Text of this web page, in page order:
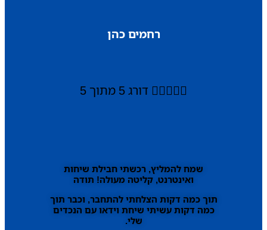
רחמים כהן
 דורג 5 מתוך 5
שמח להמליץ, רכשתי חבילת שיחות
ואינטרנט, קליטה מעולה! תודה
תוך כמה דקות הצלחתי להתחבר, וכבר תוך
כמה דקות עשיתי שיחת וידאו עם הנכדים
שלי.